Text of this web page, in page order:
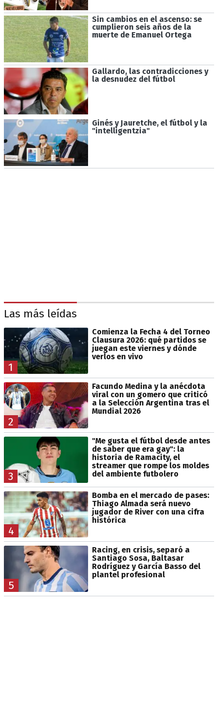
Sin cambios en el ascenso: se
cumplieron seis años de la
muerte de Emanuel Ortega
Gallardo, las contradicciones y
la desnudez del fútbol
Ginés y Jauretche, el fútbol y la
"intelligentzia"
Las más leídas
1
Comienza la Fecha 4 del Torneo
Clausura 2026: qué partidos se
juegan este viernes y dónde
verlos en vivo
2
Facundo Medina y la anécdota
viral con un gomero que criticó
a la Selección Argentina tras el
Mundial 2026
3
"Me gusta el fútbol desde antes
de saber que era gay": la
historia de Ramacity, el
streamer que rompe los moldes
del ambiente futbolero
4
Bomba en el mercado de pases:
Thiago Almada será nuevo
jugador de River con una cifra
histórica
5
Racing, en crisis, separó a
Santiago Sosa, Baltasar
Rodríguez y García Basso del
plantel profesional